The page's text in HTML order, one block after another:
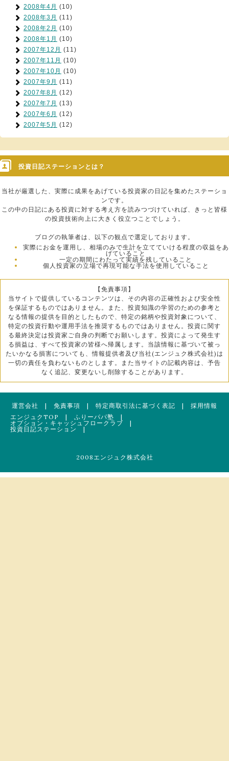
2008年4月 (10)
2008年3月 (11)
2008年2月 (10)
2008年1月 (10)
2007年12月 (11)
2007年11月 (10)
2007年10月 (10)
2007年9月 (11)
2007年8月 (12)
2007年7月 (13)
2007年6月 (12)
2007年5月 (12)
投資日記ステーションとは？
当社が厳選した、実際に成果をあげている投資家の日記を集めたステーショ
ンです。
この中の日記にある投資に対する考え方を読みつづけていれば、きっと皆様
の投資技術向上に大きく役立つことでしょう。
ブログの執筆者は、以下の観点で選定しております。
実際にお金を運用し、相場のみで生計を立てていける程度の収益をあ
げていること
一定の期間にわたって実績を残していること
個人投資家の立場で再現可能な手法を使用していること
【免責事項】
当サイトで提供しているコンテンツは、その内容の正確性および安全性
を保証するものではありません。また、投資知識の学習のための参考と
なる情報の提供を目的としたもので、特定の銘柄や投資対象について、
特定の投資行動や運用手法を推奨するものではありません。投資に関す
る最終決定は投資家ご自身の判断でお願いします。投資によって発生す
る損益は、すべて投資家の皆様へ帰属します。当該情報に基づいて被っ
たいかなる損害についても、情報提供者及び当社(エンジュク株式会社)は
一切の責任を負わないものとします。また当サイトの記載内容は、予告
なく追記、変更ないし削除することがあります。
運営会社 | 免責事項 | 特定商取引法に基づく表記 | 採用情報
エンジュクTOP
| ふりーパパ塾 |
オプション・キャッシュフロークラブ |
投資日記ステーション
|
2008エンジュク株式会社